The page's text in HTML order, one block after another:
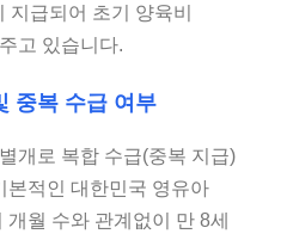
지급되어 초기 양육비
고 있습니다.
중복 수급 여부
개로 복합 수급(중복 지급)
본적인 대한민국 영유아
월 수와 관계없이 만 8세